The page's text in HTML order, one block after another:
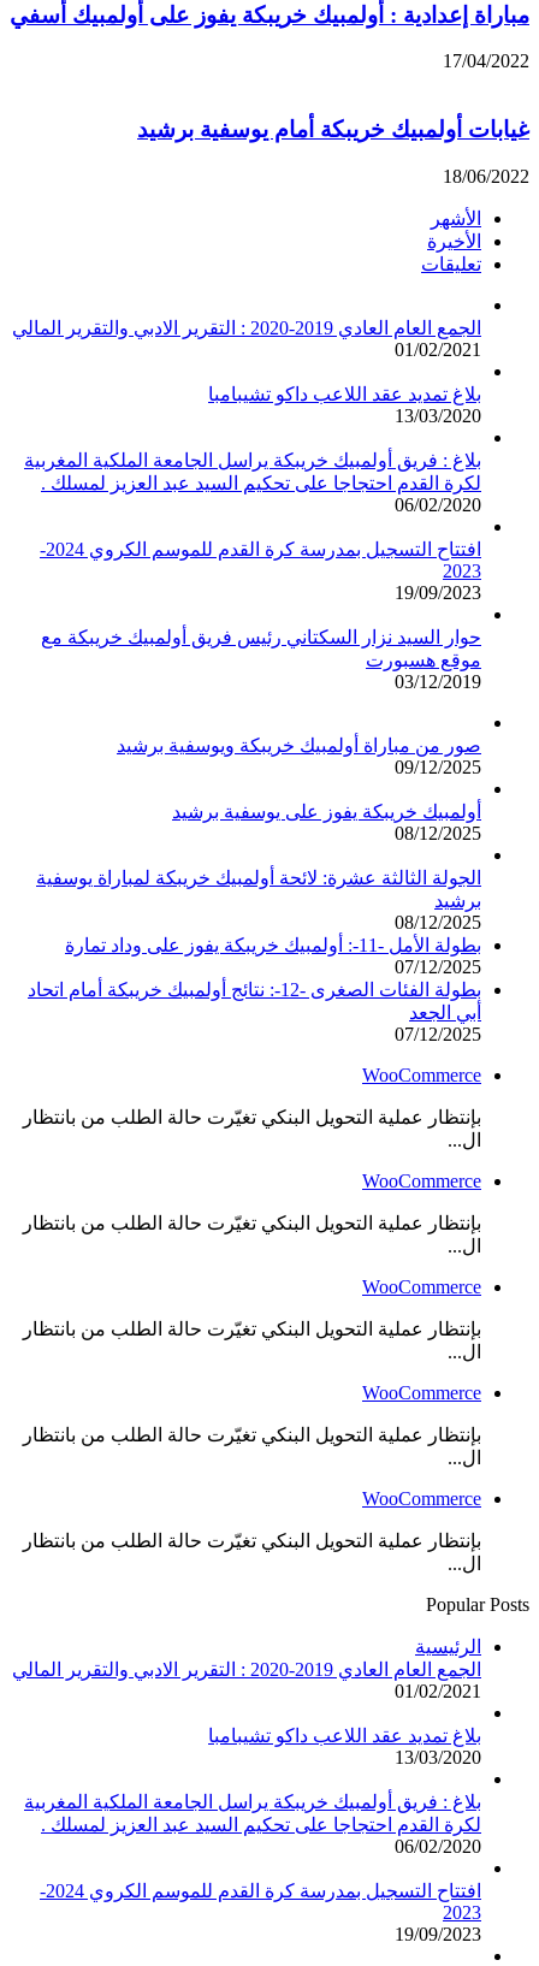
مباراة إعدادية : أولمبيك خريبكة يفوز على أولمبيك أسفي
17/04/2022
غيابات أولمبيك خريبكة أمام يوسفية برشيد
18/06/2022
الأشهر
الأخيرة
تعليقات
الجمع العام العادي 2019-2020 : التقرير الادبي والتقرير المالي
01/02/2021
بلاغ تمديد عقد اللاعب داكو تشيبامبا
13/03/2020
بلاغ : فريق أولمبيك خريبكة يراسل الجامعة الملكية المغربية
لكرة القدم احتجاجا على تحكيم السيد عبد العزيز لمسلك .
06/02/2020
افتتاح التسجيل بمدرسة كرة القدم للموسم الكروي 2024-
2023
19/09/2023
حوار السيد نزار السكتاني رئيس فريق أولمبيك خريبكة مع
موقع هسبورت
03/12/2019
صور من مباراة أولمبيك خريبكة ويوسفية برشيد
09/12/2025
أولمبيك خريبكة يفوز على يوسفية برشيد
08/12/2025
الجولة الثالثة عشرة: لائحة أولمبيك خريبكة لمباراة يوسفية
برشيد
08/12/2025
بطولة الأمل -11-: أولمبيك خريبكة يفوز على وداد تمارة
07/12/2025
بطولة الفئات الصغرى -12-: نتائج أولمبيك خريبكة أمام اتحاد
أبي الجعد
07/12/2025
WooCommerce
بإنتظار عملية التحويل البنكي تغيّرت حالة الطلب من بانتظار
ال...
WooCommerce
بإنتظار عملية التحويل البنكي تغيّرت حالة الطلب من بانتظار
ال...
WooCommerce
بإنتظار عملية التحويل البنكي تغيّرت حالة الطلب من بانتظار
ال...
WooCommerce
بإنتظار عملية التحويل البنكي تغيّرت حالة الطلب من بانتظار
ال...
WooCommerce
بإنتظار عملية التحويل البنكي تغيّرت حالة الطلب من بانتظار
ال...
Popular Posts
الرئيسية
الجمع العام العادي 2019-2020 : التقرير الادبي والتقرير المالي
01/02/2021
بلاغ تمديد عقد اللاعب داكو تشيبامبا
13/03/2020
بلاغ : فريق أولمبيك خريبكة يراسل الجامعة الملكية المغربية
لكرة القدم احتجاجا على تحكيم السيد عبد العزيز لمسلك .
06/02/2020
افتتاح التسجيل بمدرسة كرة القدم للموسم الكروي 2024-
2023
19/09/2023